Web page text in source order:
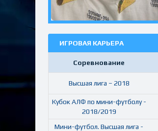
ИГРОВАЯ КАРЬЕРА
Соревнование
Высшая лига – 2018
Кубок АЛФ по мини-футболу -
2018/2019
Мини-футбол. Высшая лига -